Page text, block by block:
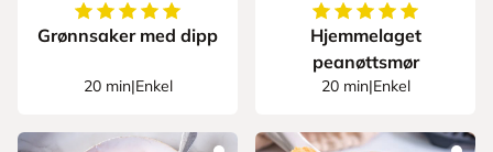
5av5stjerner
Grønnsaker med dipp
20 min|Enkel
5av5stjerner
Hjemmelaget
peanøttsmør
20 min|Enkel